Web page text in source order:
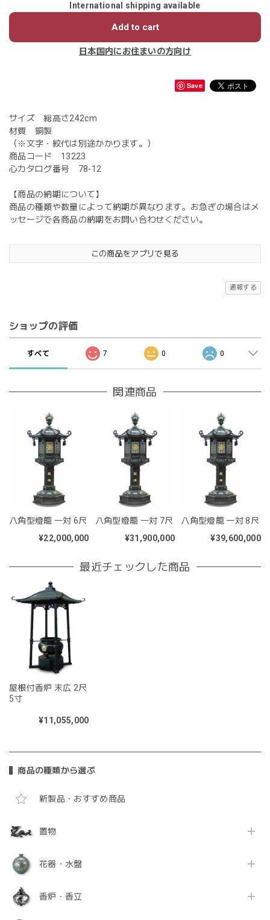
商品の種類から選ぶ
新製品・おすすめ商品
置物
花器・水盤
香炉・香立
International shipping available
Add to cart
日本国内にお住まいの方向け
Save
サイズ 総高さ242cm
材質 銅製
（※文字・紋代は別途かかります。）
商品コード 13223
心カタログ番号 78-12
【商品の納期について】
商品の種類や数量によって納期が異なります。お急ぎの場合はメ
ッセージで各商品の納期をお問い合わせください。
この商品をアプリで見る
通報する
ショップの評価
すべて 7 0 0
関連商品
八角型燈籠 一対 6尺
¥22,000,000
八角型燈籠 一対 7尺
¥31,900,000
八角型燈籠 一対 8尺
¥39,600,000
最近チェックした商品
屋根付香炉 末広 2尺
5寸
¥11,055,000